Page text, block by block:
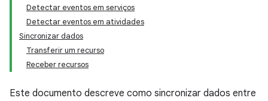
Detectar eventos em serviços
Detectar eventos em atividades
Sincronizar dados
Transferir um recurso
Receber recursos
Este documento descreve como sincronizar dados entre